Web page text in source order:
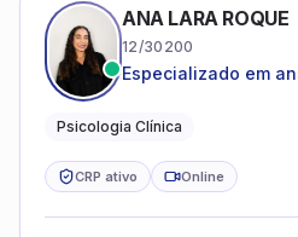
ANA LARA ROQUE
12/30200
Especializado em
Psicologia Clínica
CRP ativo Online